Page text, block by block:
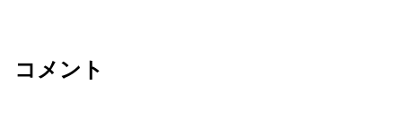
コメント